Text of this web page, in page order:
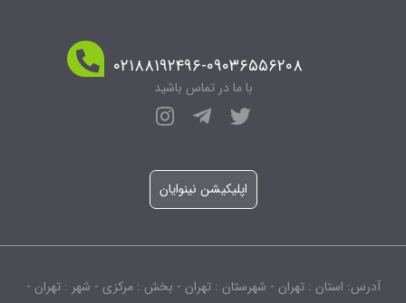
۰۲۱۸۸۱۹۲۴۹۶-۰۹۰۳۶۵۵۶۲۰۸
با ما در تماس باشید
اپلیکیشن نینوایان
آدرس: استان : تهران - شهرستان : تهران - بخش : مرکزی - شهر : تهران -